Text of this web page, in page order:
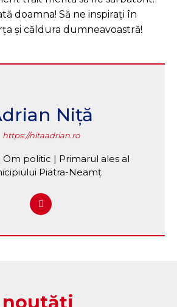
doamna! Să ne inspirați în
și căldura dumneavoastră!
Niță
https://nitaadrian.ro
politic | Primarul ales al
Piatra-Neamț